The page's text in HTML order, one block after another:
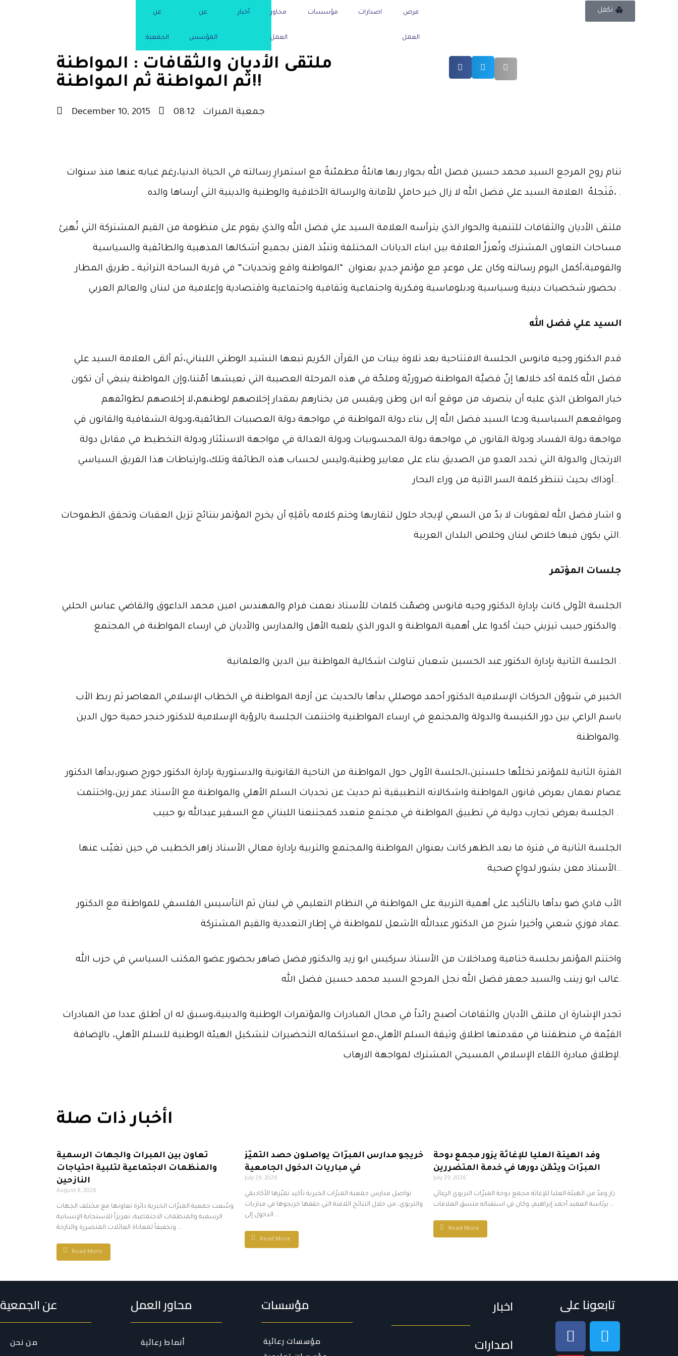
عن
الجمعية
عن
المؤسس
أخبار محاور
العمل
مؤسسات اصدارات فرص
العمل
تكفل
ملتقى الأديان والثقافات : المواطنة
ثم المواطنة ثم المواطنة!!
December 10, 2015 08:12 جمعية المبرات
تنام روح المرجع السيد محمد حسين فصل الله بجوار ربها هانئةً مطمئنةً مع استمرارِ رسالته في الحياة الدنيا،رغم غيابه عنها منذ سنوات
،فَنَجلهُ العلامة السيد علي فضل الله لا زال خير حاملٍ للأمانة والرسالة الأخلاقية والوطنية والدينية التي أرساها والده .
ملتقى الأديان والثقافات للتنمية والحوار الذي يترأسه العلامة السيد علي فضل الله والذي يقوم على منظومة من القيم المشتركة التي تُهيئ
مساحات التعاون المشترك وتُعززّ العلاقة بين ابناء الديانات المختلفة وتنبُذ الفتن بجميع أشكالها المذهبية والطائفية والسياسية
والقومية،أكمل اليوم رسالته وكان على موعدٍ مع مؤتمرٍ جديدٍ بعنوان “المواطنة واقع وتحديات” في قرية الساحة التراثية ــ طريق المطار
بحضور شخصيات دينية وسياسية ودبلوماسية وفكرية واجتماعية وثقافية واجتماعية واقتصادية وإعلامية من لبنان والعالم العربي .
السيد علي فضل الله
قدم الدكتور وجيه فانوس الجلسة الافتتاحية بعد تلاوة بينات من القرآن الكريم تبعها النشيد الوطني اللبناني،ثم ألقى العلامة السيد علي
فضل الله كلمة أكد خلالها إنّ قضيَّة المواطنة ضروريّة وملحّة في هذه المرحلة العصيبة التي تعيشها أمّتنا،وإن المواطنة ينبغي أن تكون
خيار المواطن الذي عليه أن يتصرف من موقع أنه ابن وطن ويقيس من يختارهم بمقدار إخلاصهم لوطنهم،لا إخلاصهم لطوائفهم
ومواقعهم السياسية.ودعا السيد فضل الله إلى بناء دولة المواطنة في مواجهة دولة العصبيات الطائفية،ودولة الشفافية والقانون في
مواجهة دولة الفساد ودولة القانون في مواجهة دولة المحسوبيات ودولة العدالة في مواجهة الاستئثار ودولة التخطيط في مقابل دولة
الارتجال والدولة التي تحدد العدو من الصديق بناء على معايير وطنية،وليس لحساب هذه الطائفة وتلك،وارتباطات هذا الفريق السياسي
أوذاك بحيث تنتظر كلمة السر الآتية من وراء البحار..
و اشار فضل الله لعقوبات لا بدّ من السعي لإيجاد حلول لتقاربها وختم كلامه بآمَلِهِ أن يخرج المؤتمر بنتائج تزيل العقبات وتحقق الطموحات
التي يكون فيها خلاص لبنان وخلاص البلدان العربية.
جلسات المؤتمر
الجلسة الأولى كانت بإدارة الدكتور وجيه فانوس وضمّت كلمات للأستاذ نعمت فرام والمهندس امين محمد الداعوق والقاضي عباس الحلبي
والدكتور حبيب تيزيني حيث أكدوا على أهمية المواطنة و الدور الذي يلعبه الأهل والمدارس والأديان في ارساء المواطنة في المجتمع .
الجلسة الثانية بإدارة الدكتور عبد الحسين شعبان تناولت اشكالية المواطنة بين الدين والعلمانية .
الخبير في شوؤن الحركات الإسلامية الدكتور أحمد موصللي بدأها بالحديث عن أزمة المواطنة في الخطاب الإسلامي المعاصر ثم ربط الأب
باسم الراعي بين دور الكنيسة والدولة والمجتمع في ارساء المواطنية واختتمت الجلسة بالرؤية الإسلامية للدكتور خنجر حمية حول الدين
والمواطنة.
الفترة الثانية للمؤتمر تخللّها جلستين،الجلسة الأولى حول المواطنة من الناحية القانونية والدستورية بإدارة الدكتور جورج صبور،بدأها الدكتور
عصام نعمان بعرض قانون المواطنة واشكالاته التطبيقية ثم حديث عن تحديات السلم الأهلي والمواطنة مع الأستاذ عمر زين،واختتمت
الجلسة بعرض تجارب دولية في تطبيق المواطنة في مجتمع متعدد كمجتنعنا اللبناني مع السفير عبدالله بو حبيب .
الجلسة الثانية في فترة ما بعد الظهر كانت بعنوان المواطنة والمجتمع والتربية بإدارة معالي الأستاذ زاهر الخطيب في حين تغيّب عنها
الأستاذ معن بشور لدواعٍ صحية..
الأب فادي ضو بدأها بالتأكيد على أهمية التربية على المواطنة في النظام التعليمي في لبنان ثم التأسيس الفلسفي للمواطنة مع الدكتور
عماد فوزي شعبي وأخيرا شرح من الدكتور عبدالله الأشعل للمواطنة في إطار التعددية والقيم المشتركة.
واختتم المؤتمر بجلسة ختامية ومداخلات من الأستاذ سركيس ابو زيد والدكتور فضل ضاهر بحضور عضو المكتب السياسي في حزب الله
غالب ابو زينب والسيد جعفر فضل الله نجل المرجع السيد محمد حسين فضل الله.
تجدر الإشارة ان ملتقى الأديان والثقافات أصبح رائداً في مجال المبادرات والمؤتمرات الوطنية والدينية،وسبق له ان أطلق عددا من المبادرات
القيّمة في منطقتنا في مقدمتها اطلاق وثيقة السلم الأهلي،مع استكماله التحضيرات لتشكيل الهيئة الوطنية للسلم الأهلي، بالإضافة
لإطلاق مبادرة اللقاء الإسلامي المسيحي المشترك لمواجهة الارهاب.
اأخبار ذات صلة
تعاون بين المبرات والجهات الرسمية
والمنظمات الاجتماعية لتلبية احتياجات
النازحين
August 6, 2026
وسّعت جمعية المبرّات الخيرية دائرة تعاونها مع مختلف الجهات
الرسمية والمنظمات الاجتماعية، تعزيزاً للاستجابة الإنسانية
وتخفيفاً لمعاناة العائلات المتضررة والنازحة …
Read More
خريجو مدارس المبرّات يواصلون حصد التميّز
في مباريات الدخول الجامعية
July 29, 2026
تواصل مدارس جمعية المبرّات الخيرية تأكيد تميّزها الأكاديمي
والتربوي، من خلال النتائج اللافتة التي حققها خريجوها في مباريات
الدخول إلى …
Read More
وفد الهيئة العليا للإغاثة يزور مجمع دوحة
المبرّات ويثمّن دورها في خدمة المتضررين
July 29, 2026
زار وفدٌ من الهيئة العليا للإغاثة مجمع دوحة المبرّات التربوي الرعائي
برئاسة العميد أحمد إبراهيم، وكان في استقباله منسق العلاقات …
Read More
عن الجمعية
من نحن
محاور العمل
أنماط رعائية
مؤسسات
مؤسسات رعائية
اخبار
اصدارات
تابعونا على